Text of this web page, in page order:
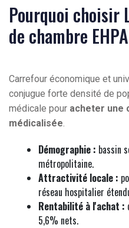
Pourquoi choisir
de chambre
Carrefour économique et
conjugue forte densité de
médicale pour acheter une
médicalisée
Démographie : bassin
métropolitaine.
Attractivité locale :
réseau hospitalier
Rentabilité à l'achat :
5,6% nets.